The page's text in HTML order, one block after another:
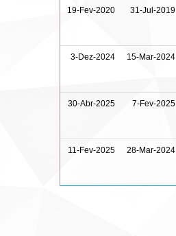
19-Fev-2020 31-Jul-2019
3-Dez-2024 15-Mar-2024
30-Abr-2025 7-Fev-2025
11-Fev-2025 28-Mar-2024